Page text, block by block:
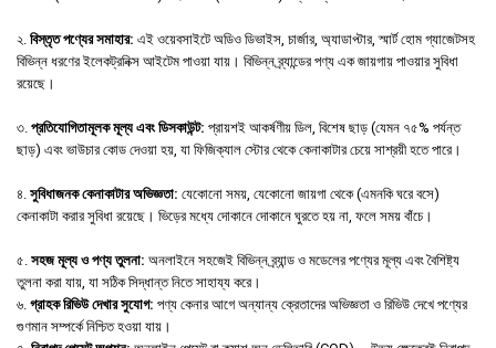
২. বিস্তৃত পণ্যের সমাহার: এই ওয়েবসাইটে অডিও ডিভাইস, চার্জার, অ্যাডাপ্টার, স্মার্ট হোম গ্যাজেটসহ
বিভিন্ন ধরণের ইলেকট্রনিক্স আইটেম পাওয়া যায়। বিভিন্ন ব্র্যান্ডের পণ্য এক জায়গায় পাওয়ার সুবিধা
রয়েছে।
৩. প্রতিযোগিতামূলক মূল্য এবং ডিসকাউন্ট: প্রায়শই আকর্ষণীয় ডিল, বিশেষ ছাড় (যেমন ৭৫% পর্যন্ত
ছাড়) এবং ভাউচার কোড দেওয়া হয়, যা ফিজিক্যাল স্টোর থেকে কেনাকাটার চেয়ে সাশ্রয়ী হতে পারে।
৪. সুবিধাজনক কেনাকাটার অভিজ্ঞতা: যেকোনো সময়, যেকোনো জায়গা থেকে (এমনকি ঘরে বসে)
কেনাকাটা করার সুবিধা রয়েছে। ভিড়ের মধ্যে দোকানে দোকানে ঘুরতে হয় না, ফলে সময় বাঁচে।
৫. সহজ মূল্য ও পণ্য তুলনা: অনলাইনে সহজেই বিভিন্ন ব্র্যান্ড ও মডেলের পণ্যের মূল্য এবং বৈশিষ্ট্য
তুলনা করা যায়, যা সঠিক সিদ্ধান্ত নিতে সাহায্য করে।
৬. গ্রাহক রিভিউ দেখার সুযোগ: পণ্য কেনার আগে অন্যান্য ক্রেতাদের অভিজ্ঞতা ও রিভিউ দেখে পণ্যের
গুণমান সম্পর্কে নিশ্চিত হওয়া যায়।